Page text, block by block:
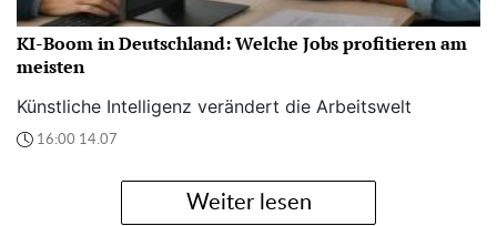
KI-Boom in Deutschland: Welche Jobs profitieren am
meisten
Künstliche Intelligenz verändert die Arbeitswelt
16:00 14.07
Weiter lesen